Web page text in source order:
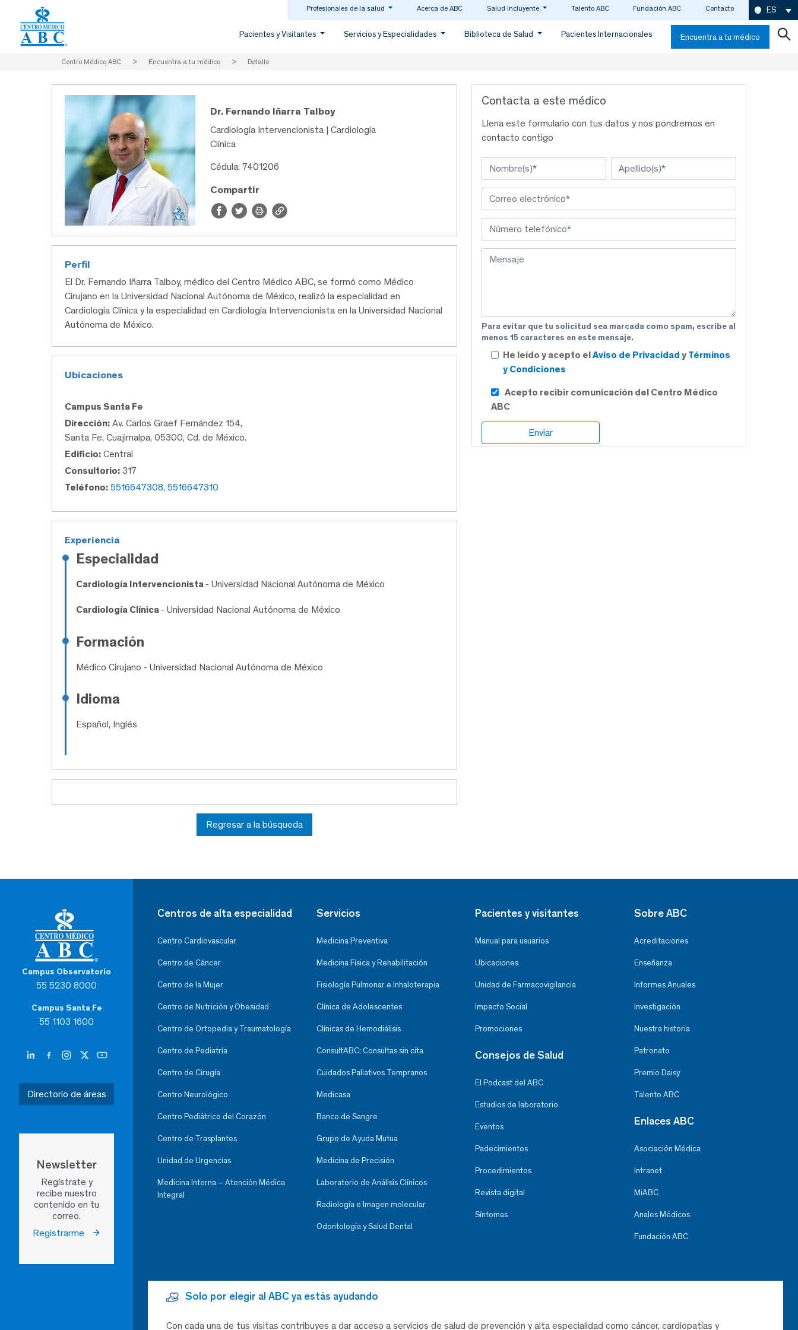
Profesionales de la salud Acerca de ABC Salud Incluyente Talento ABC Fundación ABC Contacto ES
Pacientes y Visitantes Servicios y Especialidades Biblioteca de Salud Pacientes Internacionales Encuentra a tu médico
Centro Médico ABC > Encuentra a tu médico > Detalle
Dr. Fernando Iñarra Talboy
Cardiología Intervencionista | Cardiología
Clínica
Cédula: 7401206
Compartir
Perfil
El Dr. Fernando Iñarra Talboy, médico del Centro Médico ABC, se formó como Médico
Cirujano en la Universidad Nacional Autónoma de México, realizó la especialidad en
Cardiología Clínica y la especialidad en Cardiología Intervencionista en la Universidad Nacional
Autónoma de México.
Ubicaciones
Campus Santa Fe
Dirección: Av. Carlos Graef Fernández 154,
Santa Fe, Cuajimalpa, 05300, Cd. de México.
Edificio: Central
Consultorio: 317
Teléfono: 5516647308, 5516647310
Experiencia
Especialidad
Cardiología Intervencionista - Universidad Nacional Autónoma de México
Cardiología Clínica - Universidad Nacional Autónoma de México
Formación
Médico Cirujano - Universidad Nacional Autónoma de México
Idioma
Español, Inglés
Regresar a la búsqueda
Contacta a este médico
Llena este formulario con tus datos y nos pondremos en
contacto contigo
Para evitar que tu solicitud sea marcada como spam, escribe al
menos 15 caracteres en este mensaje.
He leído y acepto elAviso de Privacidad y Términos
y Condiciones
Acepto recibir comunicación del Centro Médico
ABC
Campus Observatorio
55 5230 8000
Campus Santa Fe
55 1103 1600
Directorio de áreas
Newsletter
Regístrate y
recibe nuestro
contenido en tu
correo.
Registrarme
Centros de alta especialidad
Centro Cardiovascular
Centro de Cáncer
Centro de la Mujer
Centro de Nutrición y Obesidad
Centro de Ortopedia y Traumatología
Centro de Pediatría
Centro de Cirugía
Centro Neurológico
Centro Pediátrico del Corazón
Centro de Trasplantes
Unidad de Urgencias
Medicina Interna – Atención Médica
Integral
Servicios
Medicina Preventiva
Medicina Física y Rehabilitación
Fisiología Pulmonar e Inhaloterapia
Clínica de Adolescentes
Clínicas de Hemodiálisis
ConsultABC: Consultas sin cita
Cuidados Paliativos Tempranos
Medicasa
Banco de Sangre
Grupo de Ayuda Mutua
Medicina de Precisión
Laboratorio de Análisis Clínicos
Radiología e Imagen molecular
Odontología y Salud Dental
Pacientes y visitantes
Manual para usuarios
Ubicaciones
Unidad de Farmacovigilancia
Impacto Social
Promociones
Consejos de Salud
El Podcast del ABC
Estudios de laboratorio
Eventos
Padecimientos
Procedimientos
Revista digital
Síntomas
Sobre ABC
Acreditaciones
Enseñanza
Informes Anuales
Investigación
Nuestra historia
Patronato
Premio Daisy
Talento ABC
Enlaces ABC
Asociación Médica
Intranet
MiABC
Anales Médicos
Fundación ABC
Solo por elegir al ABC ya estás ayudando
Con cada una de tus visitas contribuyes a dar acceso a servicios de salud de prevención y alta especialidad como cáncer, cardiopatías y